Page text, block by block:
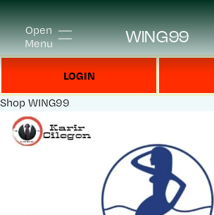
Open
Menu
WING99
LOGIN
Shop WING99